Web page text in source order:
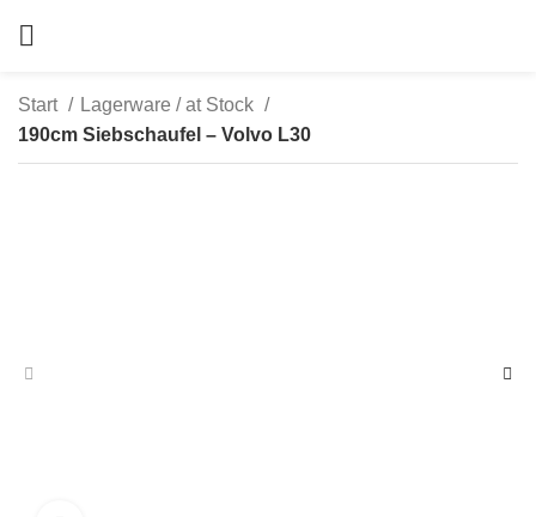
Start
Lagerware / at Stock
190cm Siebschaufel – Volvo L30